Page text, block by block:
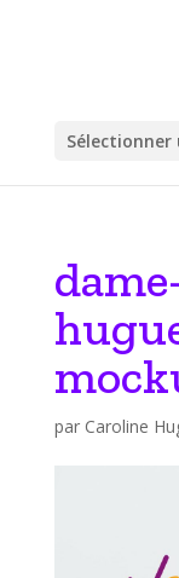
Sélectionner
par Caroline